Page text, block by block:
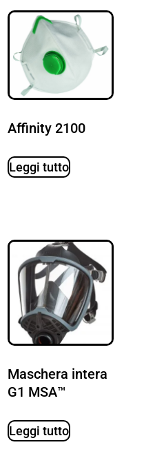
Affinity 2100
Leggi tutto
Maschera intera
G1 MSA™
Leggi tutto